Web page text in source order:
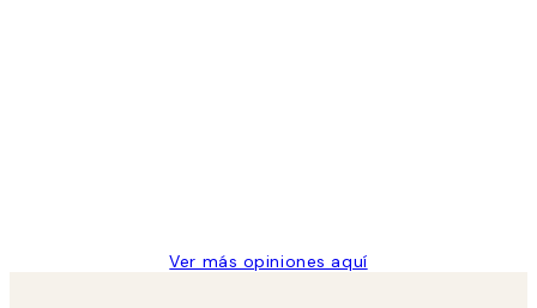
Ver más opiniones aquí